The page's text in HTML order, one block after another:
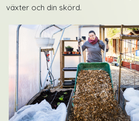
växter och din skörd.